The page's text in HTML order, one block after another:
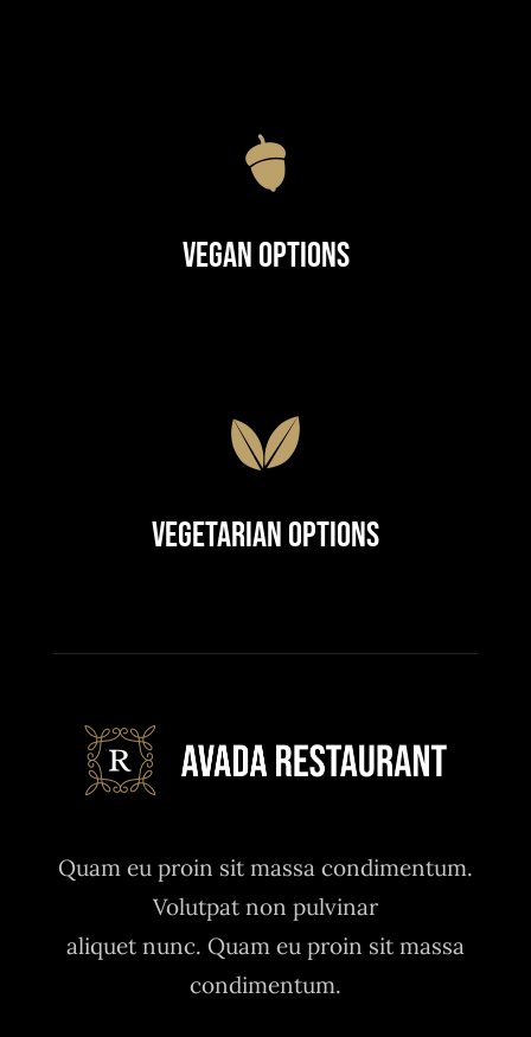
Vegan Options
Vegetarian Options
Quam eu proin sit massa condimentum.
Volutpat non pulvinar
aliquet nunc. Quam eu proin sit massa
condimentum.